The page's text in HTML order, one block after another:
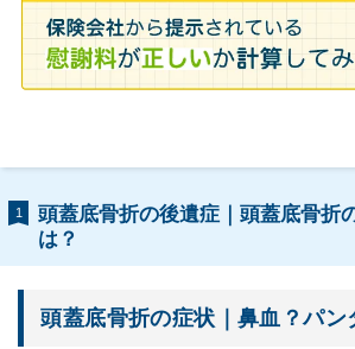
1
頭蓋底骨折の後遺症｜頭蓋底骨折
は？
頭蓋底骨折の症状｜鼻血？パン